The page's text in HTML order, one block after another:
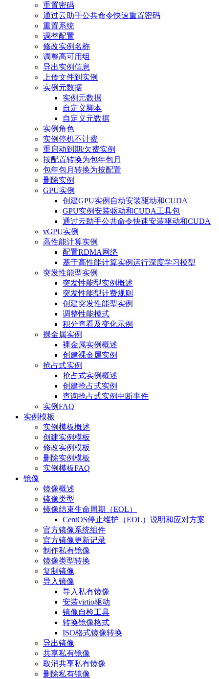
重置密码
通过云助手公共命令快速重置密码
重置系统
调整配置
修改实例名称
调整高可用组
导出实例信息
上传文件到实例
实例元数据
实例元数据
自定义脚本
自定义元数据
实例角色
实例停机不计费
重启动到期/欠费实例
按配置转换为包年包月
包年包月转换为按配置
删除实例
GPU实例
创建GPU实例自动安装驱动和CUDA
GPU实例安装驱动和CUDA工具包
通过云助手公共命令快速安装驱动和CUDA
vGPU实例
高性能计算实例
配置RDMA网络
基于高性能计算实例运行深度学习模型
突发性能型实例
突发性能型实例概述
突发性能型计费规则
创建突发性能型实例
调整性能模式
积分查看及变化示例
裸金属实例
裸金属实例概述
创建裸金属实例
抢占式实例
抢占式实例概述
创建抢占式实例
查询抢占式实例中断事件
实例FAQ
实例模板
实例模板概述
创建实例模板
修改实例模板
删除实例模板
实例模板FAQ
镜像
镜像概述
镜像类型
镜像结束生命周期（EOL）
CentOS停止维护（EOL）说明和应对方案
官方镜像系统组件
官方镜像更新记录
制作私有镜像
镜像类型转换
复制镜像
导入镜像
导入私有镜像
安装virtio驱动
镜像自检工具
转换镜像格式
ISO格式镜像转换
导出镜像
共享私有镜像
取消共享私有镜像
删除私有镜像